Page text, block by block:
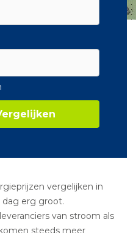
vergelijken in
dag erg groot.
van stroom als
steeds meer